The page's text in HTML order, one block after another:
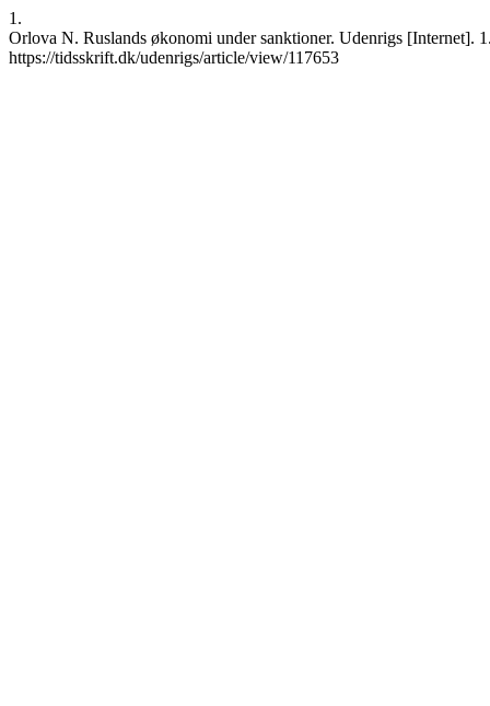
1.
Orlova N. Ruslands økonomi under sanktioner. Udenrigs [Internet].
https://tidsskrift.dk/udenrigs/article/view/117653